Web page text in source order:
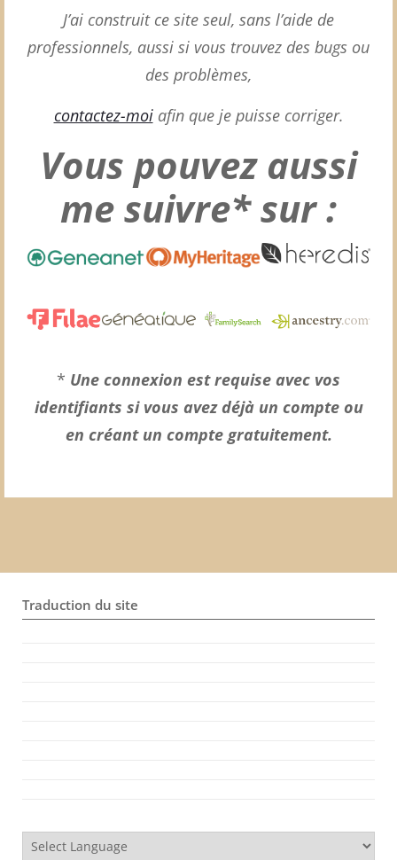
J’ai construit ce site seul, sans l’aide de
professionnels, aussi si vous trouvez des bugs ou
des problèmes,
contactez-moiafin que je puisse corriger.
Vous pouvez aussi
me suivre* sur :
* Une connexion est requise avec vos
identifiants si vous avez déjà un compte ou
en créant un compte gratuitement.
Traduction du site